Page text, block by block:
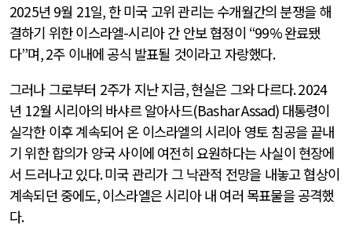
2025년 9월 21일, 한 미국 고위 관리는 수개월간의 분쟁을 해
결하기 위한 이스라엘-시리아 간 안보 협정이 “99%완료됐
다”며, 2주 이내에 공식 발표될 것이라고 자랑했다.
그러나 그로부터 2주가 지난 지금,현실은 그와 다르다. 2024
년 12월 시리아의 바샤르 알아사드(Bashar Assad) 대통령이
실각한 이후 계속되어 온 이스라엘의 시리아 영토 침공을 끝내
기 위한 합의가 양국 사이에 여전히 요원하다는 사실이 현장에
서 드러나고 있다.미국 관리가 그 낙관적 전망을 내놓고 협상이
계속되던 중에도,이스라엘은 시리아 내 여러 목표물을 공격했
다.